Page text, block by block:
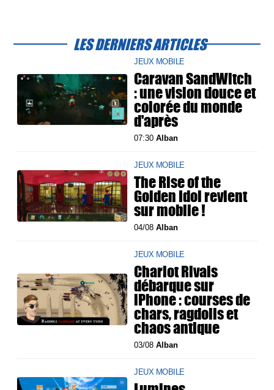
LES DERNIERS ARTICLES
JEUX MOBILE
Caravan SandWitch
: une vision douce et
colorée du monde
d'après
07:30Alban
JEUX MOBILE
The Rise of the
Golden Idol revient
sur mobile !
04/08Alban
JEUX MOBILE
Chariot Rivals
débarque sur
iPhone : courses de
chars, ragdolls et
chaos antique
03/08Alban
JEUX MOBILE